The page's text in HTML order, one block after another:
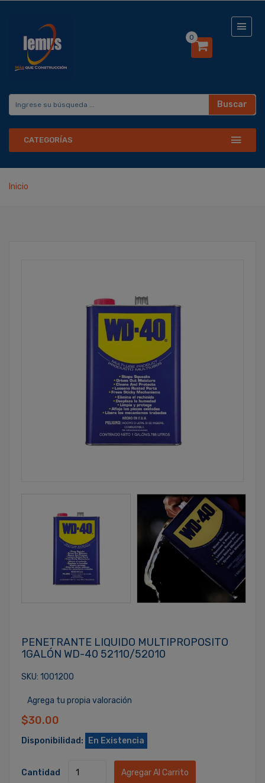
0
Buscar
CATEGORÍAS
Inicio
PENETRANTE LIQUIDO MULTIPROPOSITO
1GALÓN WD-40 52110/52010
SKU: 1001200
Agrega tu propia valoración
$30.00
Disponibilidad: En Existencia
Cantidad Agregar Al Carrito